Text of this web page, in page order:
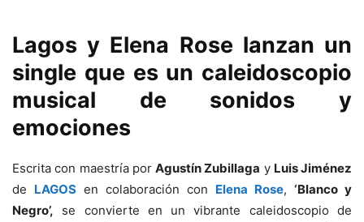
Lagos y Elena Rose lanzan un
single que es un caleidoscopio
musical de sonidos y
emociones
Escrita con maestría por Agustín Zubillaga y Luis Jiménez
de LAGOS en colaboración con Elena Rose, ‘Blanco y
Negro’, se convierte en un vibrante caleidoscopio de